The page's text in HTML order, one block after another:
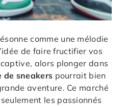
comme une mélodie
de faire fructifier vos
alors plonger dans
de sneakers pourrait bien
aventure. Ce marché
les passionnés